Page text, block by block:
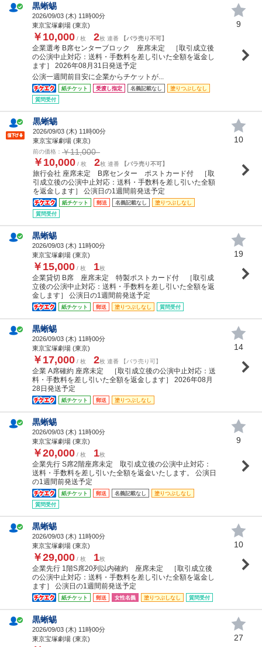
黒蜥蜴
2026/09/03 (木) 11時00分
東京宝塚劇場 (東京)
￥10,000 / 枚 2枚 連番 【バラ売り不可】
企業選考 B席センターブロック 座席未定 ［取引成立後
の公演中止対応：送料・手数料を差し引いた全額を返金し
ます］ 2026年08月31日発送予定
公演一週間前目安に企業からチケットが...
紙チケット 受渡し指定 名義記載なし
塗りつぶしなし
質問受付
9
黒蜥蜴
2026/09/03 (木) 11時00分
東京宝塚劇場 (東京)
前の価格： ￥11,000
￥10,000 / 枚 2枚 連番 【バラ売り不可】
旅行会社 座席未定 B席センター ポストカード付 ［取
引成立後の公演中止対応：送料・手数料を差し引いた全額
を返金します］ 公演日の1週間前発送予定
紙チケット 郵送 名義記載なし
塗りつぶしなし
質問受付
10
黒蜥蜴
2026/09/03 (木) 11時00分
東京宝塚劇場 (東京)
￥15,000 / 枚 1枚
企業貸切 B席 座席未定 特製ポストカード付 ［取引成
立後の公演中止対応：送料・手数料を差し引いた全額を返
金します］ 公演日の1週間前発送予定
紙チケット 郵送 塗りつぶしなし 質問受付
19
黒蜥蜴
2026/09/03 (木) 11時00分
東京宝塚劇場 (東京)
￥17,000 / 枚 2枚 連番 【バラ売り可】
企業 A席確約 座席未定 ［取引成立後の公演中止対応：送
料・手数料を差し引いた全額を返金します］ 2026年08月
28日発送予定
紙チケット 郵送 塗りつぶしなし
14
黒蜥蜴
2026/09/03 (木) 11時00分
東京宝塚劇場 (東京)
￥20,000 / 枚 1枚
企業先行 S席2階座席未定 取引成立後の公演中止対応：
送料・手数料を差し引いた全額を返金いたします。 公演日
の1週間前発送予定
紙チケット 郵送 名義記載なし
塗りつぶしなし
質問受付
9
黒蜥蜴
2026/09/03 (木) 11時00分
東京宝塚劇場 (東京)
￥29,000 / 枚 1枚
企業先行 1階S席20列以内確約 座席未定 ［取引成立後
の公演中止対応：送料・手数料を差し引いた全額を返金し
ます］ 公演日の1週間前発送予定
紙チケット 郵送 女性名義 塗りつぶしなし 質問受付
10
黒蜥蜴
2026/09/03 (木) 11時00分
東京宝塚劇場 (東京)
27